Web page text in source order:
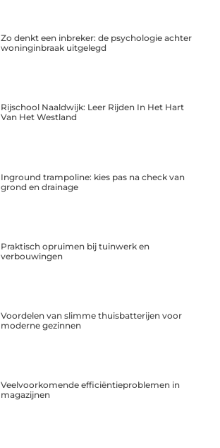
Zo denkt een inbreker: de psychologie achter
woninginbraak uitgelegd
Rijschool Naaldwijk: Leer Rijden In Het Hart
Van Het Westland
Inground trampoline: kies pas na check van
grond en drainage
Praktisch opruimen bij tuinwerk en
verbouwingen
Voordelen van slimme thuisbatterijen voor
moderne gezinnen
Veelvoorkomende efficiëntieproblemen in
magazijnen